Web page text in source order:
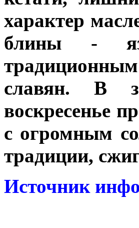
характер
блины -
славян. В
воскресенье
с огромным
традиции,
Источник